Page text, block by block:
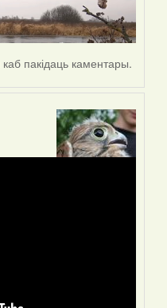
каб пакідаць каментары.